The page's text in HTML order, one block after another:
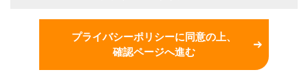
プライバシーポリシーに同意の上、
確認ページへ進む